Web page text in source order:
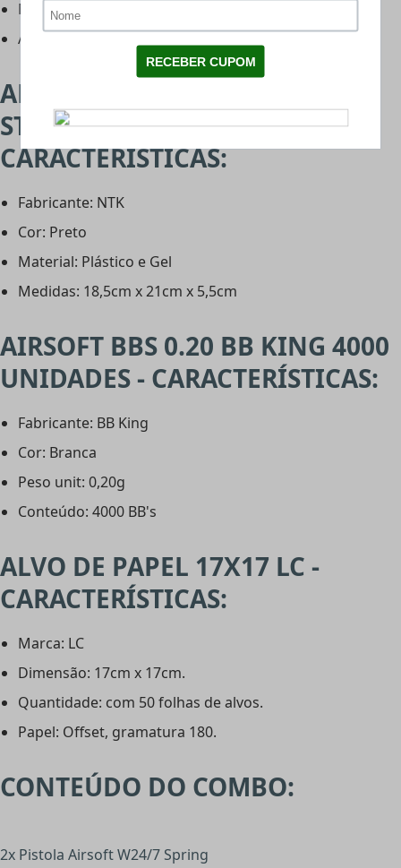
Modelo: Speedloader
Acabamento: ABS
ALVO GEL PARA AIRSOFT
STICKAIR AUTOCOLANTE -
CARACTERÍSTICAS:
Fabricante: NTK
Cor: Preto
Material: Plástico e Gel
Medidas: 18,5cm x 21cm x 5,5cm
AIRSOFT BBS 0.20 BB KING 4000
UNIDADES - CARACTERÍSTICAS:
Fabricante: BB King
Cor: Branca
Peso unit: 0,20g
Conteúdo: 4000 BB's
ALVO DE PAPEL 17X17 LC -
CARACTERÍSTICAS:
Marca: LC
Dimensão: 17cm x 17cm.
Quantidade: com 50 folhas de alvos.
Papel: Offset, gramatura 180.
CONTEÚDO DO COMBO:
2x Pistola Airsoft W24/7 Spring